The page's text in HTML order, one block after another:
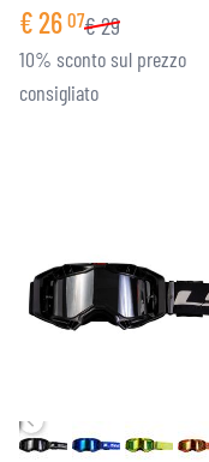
€26 07€29
10% sconto sul prezzo
consigliato